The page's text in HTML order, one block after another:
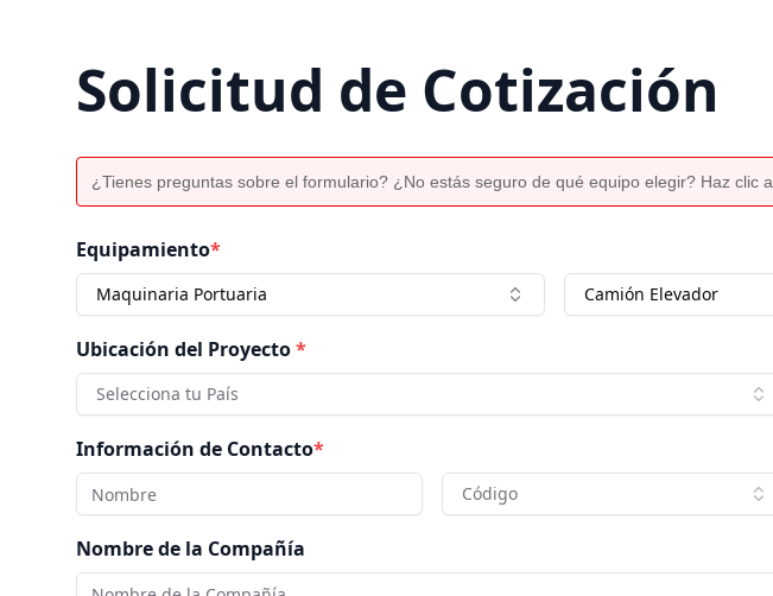
Solicitud de Cotización
¿Tienes preguntas sobre el formulario? ¿No estás seguro de qué equipo elegir? Haz clic
Equipamiento*
Maquinaria Portuaria Camión Elevador
Ubicación del Proyecto*
Selecciona tu País
Información de Contacto*
Código
Nombre de la Compañía